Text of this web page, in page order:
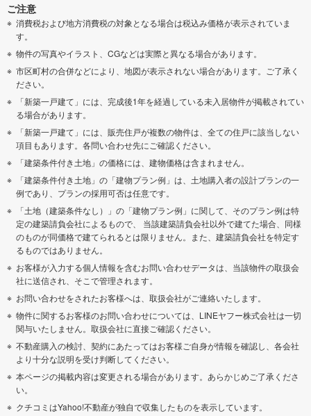
ご注意
消費税および地方消費税の対象となる場合は税込み価格が表示されていま
す。
物件の写真やイラスト、CGなどは実際と異なる場合があります。
市区町村の合併などにより、地図が表示されない場合があります。ご了承く
ださい。
「新築一戸建て」には、完成後1年を経過している未入居物件が掲載されてい
る場合があります。
「新築一戸建て」には、販売住戸が複数の物件は、全ての住戸に該当しない
項目もあります。各問い合わせ先にご確認ください。
「建築条件付き土地」の価格には、建物価格は含まれません。
「建築条件付き土地」の「建物プラン例」は、土地購入者の設計プランの一
例であり、プランの採用可否は任意です。
「土地（建築条件なし）」の「建物プラン例」に関して、そのプラン例は特
定の建築請負会社によるもので、 当該建築請負会社以外で建てた場合、同様
のものが同価格で建てられるとは限りません。また、建築請負会社を特定す
るものではありません。
お客様が入力する個人情報を含むお問い合わせデータは、当該物件の取扱会
社に送信され、そこで管理されます。
お問い合わせをされたお客様へは、取扱会社がご連絡いたします。
物件に関するお客様のお問い合わせについては、LINEヤフー株式会社は一切
関与いたしません。取扱会社に直接ご確認ください。
不動産購入の検討、契約にあたってはお客様ご自身が情報を確認し、各会社
より十分な説明を受け判断してください。
本ページの掲載内容は変更される場合があります。あらかじめご了承くださ
い。
クチコミはYahoo!不動産が独自で収集したものを表示しています。